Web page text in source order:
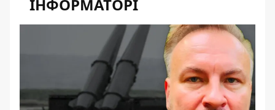
ІНФОРМАТОРІ